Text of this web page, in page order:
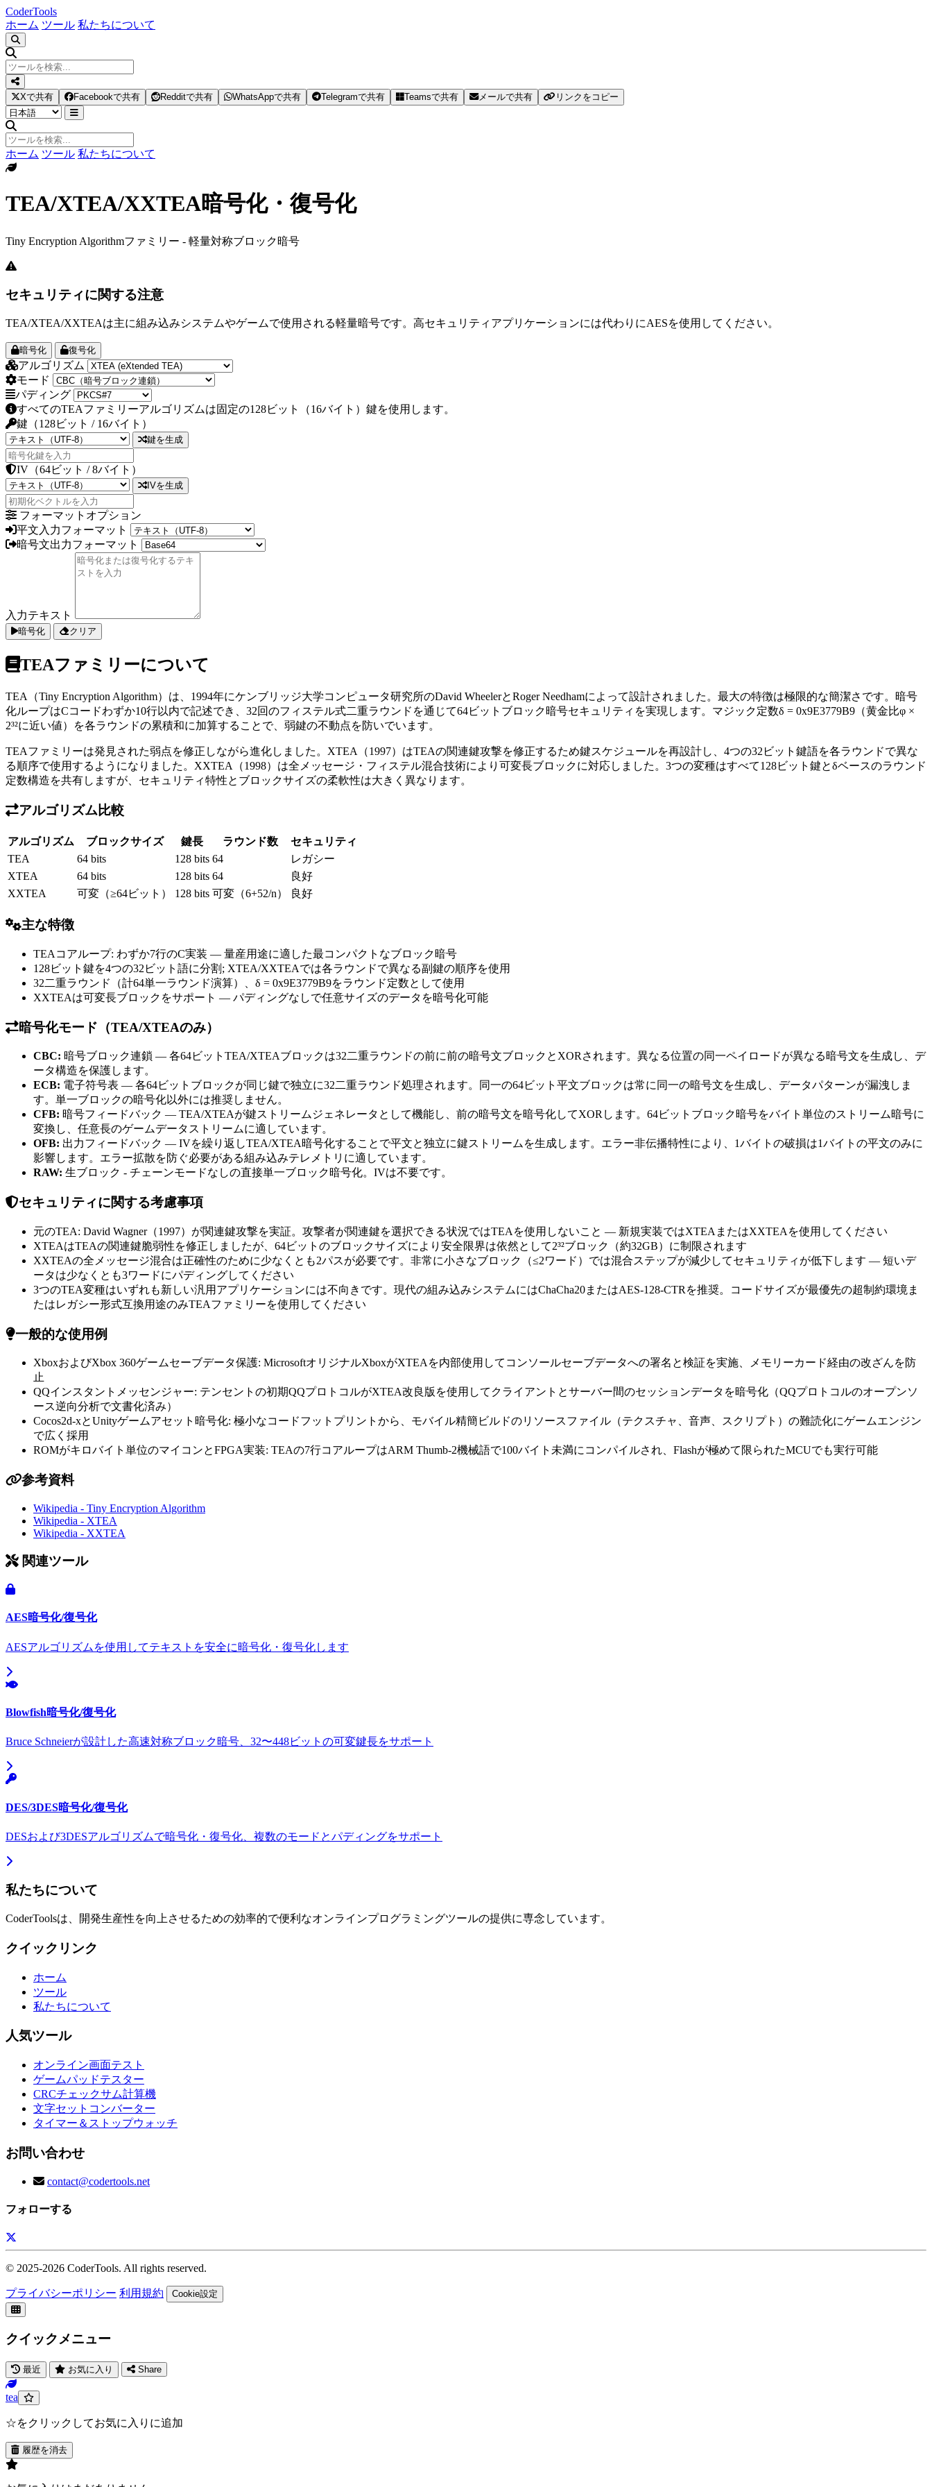
CoderTools
ホーム ツール 私たちについて
Xで共有 Facebookで共有 Redditで共有 WhatsAppで共有 Telegramで共有 Teamsで共有 メールで共有 リンクをコピー
ホーム ツール 私たちについて
TEA/XTEA/XXTEA暗号化・復号化
Tiny Encryption Algorithmファミリー - 軽量対称ブロック暗号
セキュリティに関する注意
TEA/XTEA/XXTEAは主に組み込みシステムやゲームで使用される軽量暗号です。高セキュリティアプリケーションには代わりにAESを使用してください。
暗号化 復号化
アルゴリズム
モード
パディング
すべてのTEAファミリーアルゴリズムは固定の128ビット（16バイト）鍵を使用します。
鍵（128ビット / 16バイト）
鍵を生成
IV（64ビット / 8バイト）
IVを生成
フォーマットオプション
平文入力フォーマット
暗号文出力フォーマット
入力テキスト
暗号化 クリア
TEAファミリーについて
TEA（Tiny Encryption Algorithm）は、1994年にケンブリッジ大学コンピュータ研究所のDavid WheelerとRoger Needhamによって設計されました。最大の特徴は極限的な簡潔さです。暗号
化ループはCコードわずか10行以内で記述でき、32回のフィステル式二重ラウンドを通じて64ビットブロック暗号セキュリティを実現します。マジック定数δ = 0x9E3779B9（黄金比φ ×
2³²に近い値）を各ラウンドの累積和に加算することで、弱鍵の不動点を防いでいます。
TEAファミリーは発見された弱点を修正しながら進化しました。XTEA（1997）はTEAの関連鍵攻撃を修正するため鍵スケジュールを再設計し、4つの32ビット鍵語を各ラウンドで異な
る順序で使用するようになりました。XXTEA（1998）は全メッセージ・フィステル混合技術により可変長ブロックに対応しました。3つの変種はすべて128ビット鍵とδベースのラウンド
定数構造を共有しますが、セキュリティ特性とブロックサイズの柔軟性は大きく異なります。
アルゴリズム比較
アルゴリズム ブロックサイズ 鍵長 ラウンド数
セキュリティ
TEA
64 bits 128 bits 64
レガシー
XTEA
64 bits 128 bits 64
良好
XXTEA
可変（≥64ビット） 128 bits 可変（6+52/n） 良好
主な特徴
TEAコアループ: わずか7行のC実装 — 量産用途に適した最コンパクトなブロック暗号
128ビット鍵を4つの32ビット語に分割; XTEA/XXTEAでは各ラウンドで異なる副鍵の順序を使用
32二重ラウンド（計64単一ラウンド演算）、δ = 0x9E3779B9をラウンド定数として使用
XXTEAは可変長ブロックをサポート — パディングなしで任意サイズのデータを暗号化可能
暗号化モード（TEA/XTEAのみ）
CBC: 暗号ブロック連鎖 — 各64ビットTEA/XTEAブロックは32二重ラウンドの前に前の暗号文ブロックとXORされます。異なる位置の同一ペイロードが異なる暗号文を生成し、デ
ータ構造を保護します。
ECB: 電子符号表 — 各64ビットブロックが同じ鍵で独立に32二重ラウンド処理されます。同一の64ビット平文ブロックは常に同一の暗号文を生成し、データパターンが漏洩しま
す。単一ブロックの暗号化以外には推奨しません。
CFB: 暗号フィードバック — TEA/XTEAが鍵ストリームジェネレータとして機能し、前の暗号文を暗号化してXORします。64ビットブロック暗号をバイト単位のストリーム暗号に
変換し、任意長のゲームデータストリームに適しています。
OFB: 出力フィードバック — IVを繰り返しTEA/XTEA暗号化することで平文と独立に鍵ストリームを生成します。エラー非伝播特性により、1バイトの破損は1バイトの平文のみに
影響します。エラー拡散を防ぐ必要がある組み込みテレメトリに適しています。
RAW: 生ブロック - チェーンモードなしの直接単一ブロック暗号化。IVは不要です。
セキュリティに関する考慮事項
元のTEA: David Wagner（1997）が関連鍵攻撃を実証。攻撃者が関連鍵を選択できる状況ではTEAを使用しないこと — 新規実装ではXTEAまたはXXTEAを使用してください
XTEAはTEAの関連鍵脆弱性を修正しましたが、64ビットのブロックサイズにより安全限界は依然として2³²ブロック（約32GB）に制限されます
XXTEAの全メッセージ混合は正確性のために少なくとも2パスが必要です。非常に小さなブロック（≤2ワード）では混合ステップが減少してセキュリティが低下します — 短いデ
ータは少なくとも3ワードにパディングしてください
3つのTEA変種はいずれも新しい汎用アプリケーションには不向きです。現代の組み込みシステムにはChaCha20またはAES-128-CTRを推奨。コードサイズが最優先の超制約環境ま
たはレガシー形式互換用途のみTEAファミリーを使用してください
一般的な使用例
XboxおよびXbox 360ゲームセーブデータ保護: MicrosoftオリジナルXboxがXTEAを内部使用してコンソールセーブデータへの署名と検証を実施、メモリーカード経由の改ざんを防
止
QQインスタントメッセンジャー: テンセントの初期QQプロトコルがXTEA改良版を使用してクライアントとサーバー間のセッションデータを暗号化（QQプロトコルのオープンソ
ース逆向分析で文書化済み）
Cocos2d-xとUnityゲームアセット暗号化: 極小なコードフットプリントから、モバイル精簡ビルドのリソースファイル（テクスチャ、音声、スクリプト）の難読化にゲームエンジン
で広く採用
ROMがキロバイト単位のマイコンとFPGA実装: TEAの7行コアループはARM Thumb-2機械語で100バイト未満にコンパイルされ、Flashが極めて限られたMCUでも実行可能
参考資料
Wikipedia - Tiny Encryption Algorithm
Wikipedia - XTEA
Wikipedia - XXTEA
関連ツール
AES暗号化/復号化
AESアルゴリズムを使用してテキストを安全に暗号化・復号化します
Blowfish暗号化/復号化
Bruce Schneierが設計した高速対称ブロック暗号、32〜448ビットの可変鍵長をサポート
DES/3DES暗号化/復号化
DESおよび3DESアルゴリズムで暗号化・復号化、複数のモードとパディングをサポート
私たちについて
CoderToolsは、開発生産性を向上させるための効率的で便利なオンラインプログラミングツールの提供に専念しています。
クイックリンク
ホーム
ツール
私たちについて
人気ツール
オンライン画面テスト
ゲームパッドテスター
CRCチェックサム計算機
文字セットコンバーター
タイマー＆ストップウォッチ
お問い合わせ
contact@codertools.net
フォローする
© 2025-2026 CoderTools. All rights reserved.
プライバシーポリシー 利用規約 Cookie設定
クイックメニュー
最近 お気に入り Share
tea
☆をクリックしてお気に入りに追加
履歴を消去